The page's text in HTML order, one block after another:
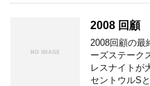
2008 回顧
2008回顧の最
ーズステーク
レスナイトが
セントウルS